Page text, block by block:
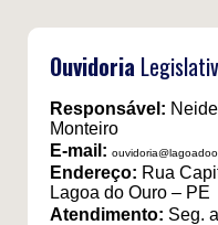
Ouvidoria
Responsável:
Monteiro
E-mail:
Endereço: Rua
Lagoa do Ouro – PE
Atendimento: Seg.